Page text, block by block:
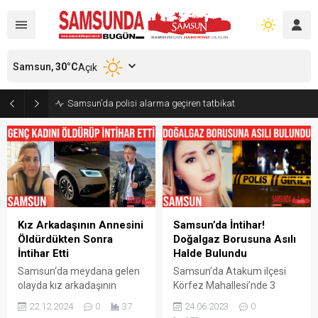
Samsun’da polisi alarma geçiren tatbikat
Samsun,30°CAçık
Kız Arkadaşının Annesini
Öldürdükten Sonra
İntihar Etti
Samsun‘da meydana gelen
olayda kız arkadaşının
öldürdükten sonra aracıyla
22.12.2024 0 37
Samsun’da İntihar!
Doğalgaz Borusuna Asılı
Halde Bulundu
Samsun’da Atakum ilçesi
Körfez Mahallesi’nde 3
doğalgaz borusuna asılı
24.06.2023
0